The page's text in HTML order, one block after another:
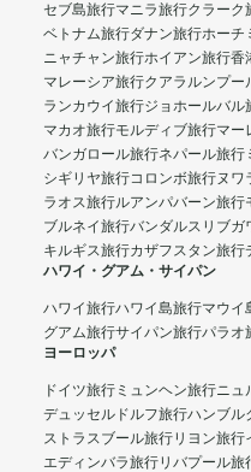
セブ島旅行マニラ旅行クラーク
ベトナム旅行ダナン旅行ホーチ
ニャチャン旅行ホイアン旅行香
マレーシア旅行クアラルンプー
ランカウイ旅行ジョホールバル
マカオ旅行モルディブ旅行マー
バンガロール旅行ネパール旅行
シギリヤ旅行コロンボ旅行ヌワ
ラオス旅行ルアンパバーン旅行
ブルネイ旅行バンダルスリブガ
キルギス旅行カザフスタン旅行
ハワイ・グアム・サイパン
ハワイ旅行ハワイ島旅行マウイ
グアム旅行サイパン旅行パラオ
ヨーロッパ
ドイツ旅行 ミュンヘン旅行ニュ
デュッセルドルフ旅行ハンブル
ストラスブール旅行リヨン旅行
エディンバラ旅行リバプール旅